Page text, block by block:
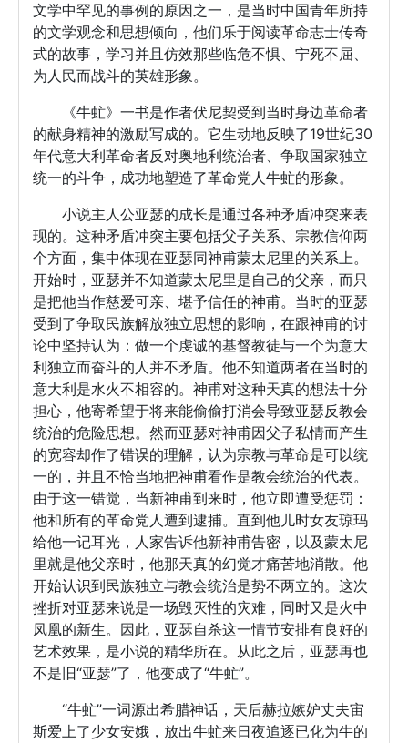
文学中罕见的事例的原因之一，是当时中国青年所持
的文学观念和思想倾向，他们乐于阅读革命志士传奇
式的故事，学习并且仿效那些临危不惧、宁死不屈、
为人民而战斗的英雄形象。
《牛虻》一书是作者伏尼契受到当时身边革命者
的献身精神的激励写成的。它生动地反映了19世纪30
年代意大利革命者反对奥地利统治者、争取国家独立
统一的斗争，成功地塑造了革命党人牛虻的形象。
小说主人公亚瑟的成长是通过各种矛盾冲突来表
现的。这种矛盾冲突主要包括父子关系、宗教信仰两
个方面，集中体现在亚瑟同神甫蒙太尼里的关系上。
开始时，亚瑟并不知道蒙太尼里是自己的父亲，而只
是把他当作慈爱可亲、堪予信任的神甫。当时的亚瑟
受到了争取民族解放独立思想的影响，在跟神甫的讨
论中坚持认为：做一个虔诚的基督教徒与一个为意大
利独立而奋斗的人并不矛盾。他不知道两者在当时的
意大利是水火不相容的。神甫对这种天真的想法十分
担心，他寄希望于将来能偷偷打消会导致亚瑟反教会
统治的危险思想。然而亚瑟对神甫因父子私情而产生
的宽容却作了错误的理解，认为宗教与革命是可以统
一的，并且不恰当地把神甫看作是教会统治的代表。
由于这一错觉，当新神甫到来时，他立即遭受惩罚：
他和所有的革命党人遭到逮捕。直到他儿时女友琼玛
给他一记耳光，人家告诉他新神甫告密，以及蒙太尼
里就是他父亲时，他那天真的幻觉才痛苦地消散。他
开始认识到民族独立与教会统治是势不两立的。这次
挫折对亚瑟来说是一场毁灭性的灾难，同时又是火中
凤凰的新生。因此，亚瑟自杀这一情节安排有良好的
艺术效果，是小说的精华所在。从此之后，亚瑟再也
不是旧“亚瑟”了，他变成了“牛虻”。
“牛虻”一词源出希腊神话，天后赫拉嫉妒丈夫宙
斯爱上了少女安娥，放出牛虻来日夜追逐已化为牛的